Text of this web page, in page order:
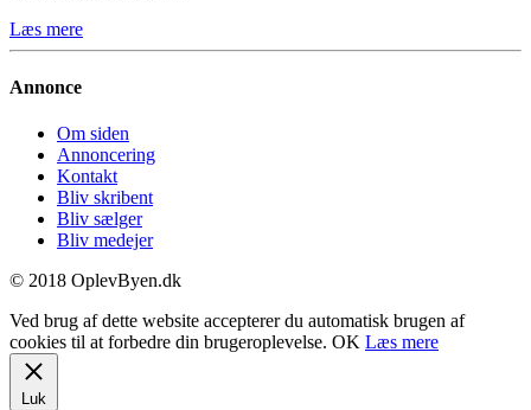
Læs mere
Annonce
Om siden
Annoncering
Kontakt
Bliv skribent
Bliv sælger
Bliv medejer
© 2018 OplevByen.dk
Ved brug af dette website accepterer du automatisk brugen af
cookies til at forbedre din brugeroplevelse. OK Læs mere
Luk